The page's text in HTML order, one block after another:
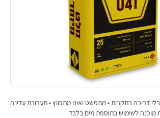
דריכה בתקרות • מתפשט ואינו מתכווץ • תערובת עדינה
מוכנה לשימוש בתוספת מים בלבד